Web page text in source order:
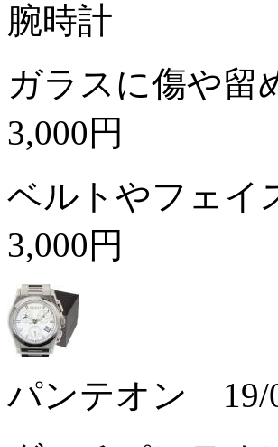
腕時計
ガラスに傷や留
3,000円
ベルトやフェイ
3,000円
パンテオン 19/